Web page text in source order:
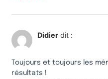
Didier dit :
Toujours et toujours les
résultats !